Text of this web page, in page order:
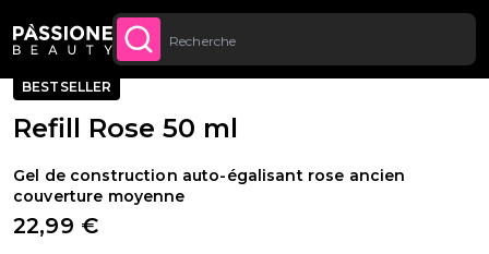
Livraison gratuite sur toutes les commandes à
partir de 70 €.
CONTENU
Fil d'Ariane
Reconstruction de l'ongle
· Gels Monophase et Triphase
BESTSELLER
Refill Rose 50 ml
Gel de construction auto-égalisant rose ancien
couverture moyenne
22,99 €